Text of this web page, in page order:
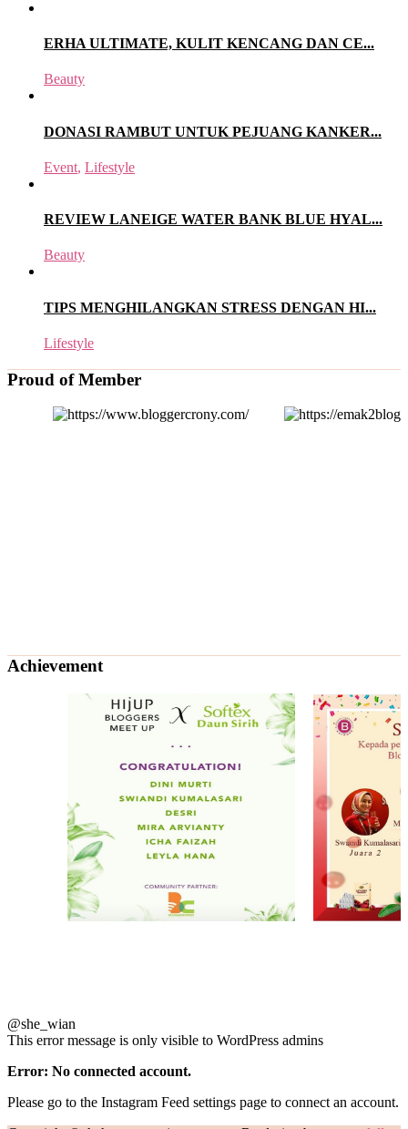
ERHA ULTIMATE, KULIT KENCANG DAN CE...
Beauty
DONASI RAMBUT UNTUK PEJUANG KANKER...
Event, Lifestyle
REVIEW LANEIGE WATER BANK BLUE HYAL...
Beauty
TIPS MENGHILANGKAN STRESS DENGAN HI...
Lifestyle
Proud of Member
Achievement
@she_wian
This error message is only visible to WordPress admins
Error: No connected account.
Please go to the Instagram Feed settings page to connect an account.